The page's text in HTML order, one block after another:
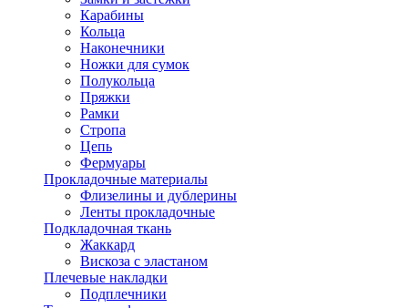
Карабины
Кольца
Наконечники
Ножки для сумок
Полукольца
Пряжки
Рамки
Стропа
Цепь
Фермуары
Прокладочные материалы
Флизелины и дублерины
Ленты прокладочные
Подкладочная ткань
Жаккард
Вискоза с эластаном
Плечевые накладки
Подплечники